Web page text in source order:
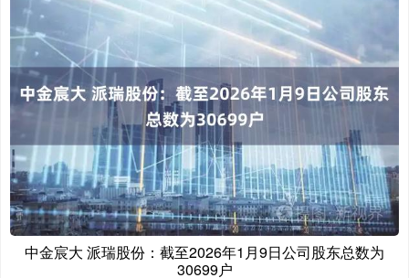
中金宸大 派瑞股份：截至2026年1月9日公司股东总数为
30699户